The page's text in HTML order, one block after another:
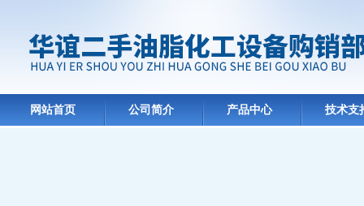
网站首页 公司简介 产品中心 技术支